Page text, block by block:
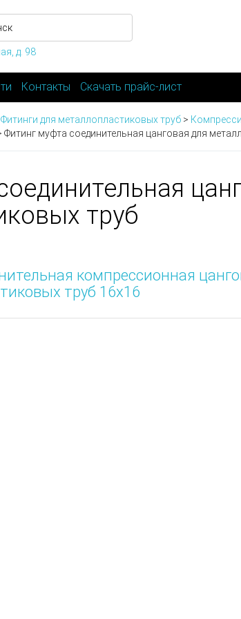
д. 98
Контакты Скачать прайс-лист
Фитинги для металлопластиковых труб >
Фитинг муфта соединительная цанговая для
труб
компрессионная
труб 16х16